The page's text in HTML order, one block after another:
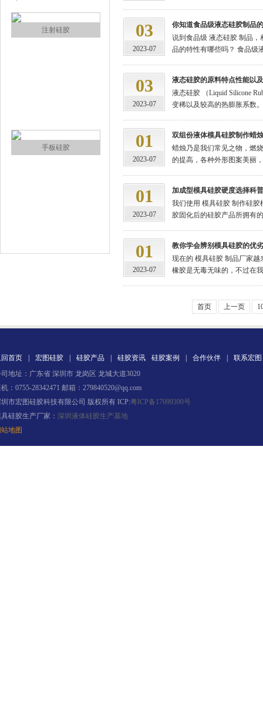
注射硅胶
手板硅胶
果冻胶
03
2023-07
你知道食品级液态硅胶制品
说到食品级 液态硅胶 制品
品的特性有哪些吗？ 食品级
03
2023-07
液态硅胶的原料特点性能以
液态硅胶 （Liquid Silicone
变稀以及较高的热膨胀系数
01
2023-07
双组份液体模具硅胶制作蜡
蜡烛乃是我们常见之物，燃
的提高，各种外形图案美丽
01
2023-07
加成型模具硅胶硬度选择科普
我们使用 模具硅胶 制作硅
胶固化后的硅胶产品所拥有
01
2023-07
教你学会辨别模具硅胶的优劣
现在的 模具硅胶 制品厂家
橡胶是无毒无味的，不过在
首页 上一页
首页 宏图硅胶 硅胶产品 硅胶资讯 硅胶案例 合作伙伴
联系宏图
地址：广东省 深圳市 龙岗区 龙城大道3020
：0755-28342471 邮箱：279840520@qq.com
市宏图硅胶科技有限公司 版权所有 ICP:粤ICP备17099390号
硅胶生产厂家： 深圳液体硅胶生产基地
地图